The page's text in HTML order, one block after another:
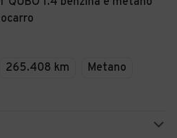
265.408 km
Metano